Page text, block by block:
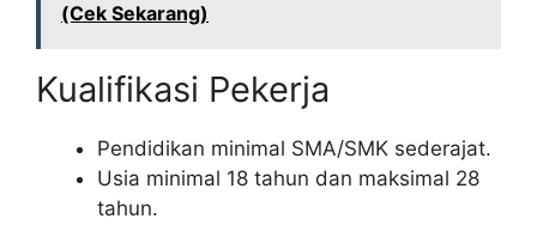
(Cek Sekarang)
Kualifikasi Pekerja
Pendidikan minimal SMA/SMK sederajat.
Usia minimal 18 tahun dan maksimal 28
tahun.